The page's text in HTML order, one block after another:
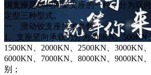
钢支座是钢构网架支座的一种，分为双
定型三种型式。
一、滑动铰支座技术参数
1、支座竖向承载力分为300KN、500KN
1500KN、2000KN、2500KN、3000KN
6000KN、7000KN、8000KN、9000KN
别；